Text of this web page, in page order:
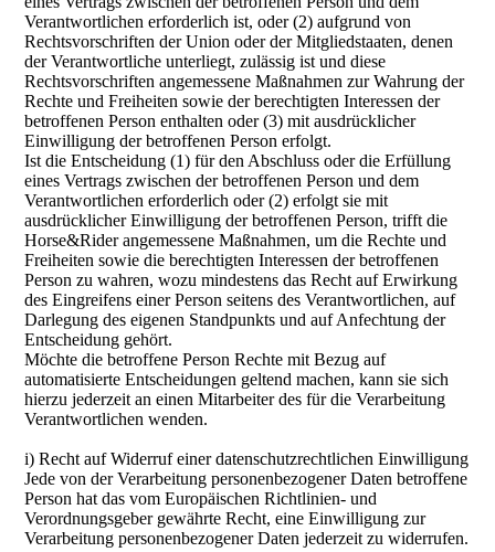
Verantwortlichen erforderlich ist, oder (2) aufgrund von
Rechtsvorschriften der Union oder der Mitgliedstaaten, denen
der Verantwortliche unterliegt, zulässig ist und diese
Rechtsvorschriften angemessene Maßnahmen zur Wahrung der
Rechte und Freiheiten sowie der berechtigten Interessen der
betroffenen Person enthalten oder (3) mit ausdrücklicher
Einwilligung der betroffenen Person erfolgt.
Ist die Entscheidung (1) für den Abschluss oder die Erfüllung
eines Vertrags zwischen der betroffenen Person und dem
Verantwortlichen erforderlich oder (2) erfolgt sie mit
ausdrücklicher Einwilligung der betroffenen Person, trifft die
Horse&Rider angemessene Maßnahmen, um die Rechte und
Freiheiten sowie die berechtigten Interessen der betroffenen
Person zu wahren, wozu mindestens das Recht auf Erwirkung
des Eingreifens einer Person seitens des Verantwortlichen, auf
Darlegung des eigenen Standpunkts und auf Anfechtung der
Entscheidung gehört.
Möchte die betroffene Person Rechte mit Bezug auf
automatisierte Entscheidungen geltend machen, kann sie sich
hierzu jederzeit an einen Mitarbeiter des für die Verarbeitung
Verantwortlichen wenden.
i) Recht auf Widerruf einer datenschutzrechtlichen Einwilligung
Jede von der Verarbeitung personenbezogener Daten betroffene
Person hat das vom Europäischen Richtlinien- und
Verordnungsgeber gewährte Recht, eine Einwilligung zur
Verarbeitung personenbezogener Daten jederzeit zu widerrufen.